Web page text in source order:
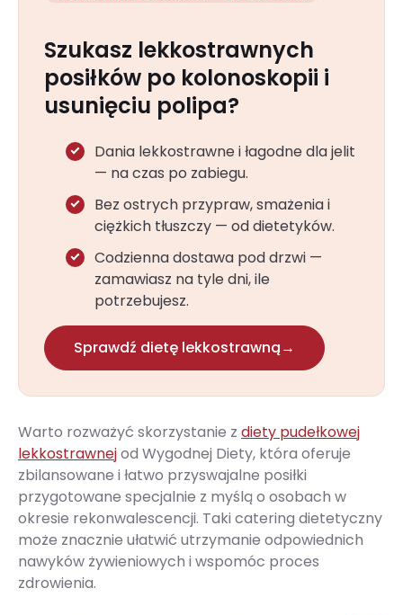
Szukasz lekkostrawnych
posiłków po kolonoskopii i
usunięciu polipa?
Dania lekkostrawne i łagodne dla jelit
— na czas po zabiegu.
Bez ostrych przypraw, smażenia i
ciężkich tłuszczy — od dietetyków.
Codzienna dostawa pod drzwi —
zamawiasz na tyle dni, ile
potrzebujesz.
Sprawdź dietę lekkostrawną→
Warto rozważyć skorzystanie z diety pudełkowej
lekkostrawnejod Wygodnej Diety, która oferuje
zbilansowane i łatwo przyswajalne posiłki
przygotowane specjalnie z myślą o osobach w
okresie rekonwalescencji. Taki catering dietetyczny
może znacznie ułatwić utrzymanie odpowiednich
nawyków żywieniowych i wspomóc proces
zdrowienia.